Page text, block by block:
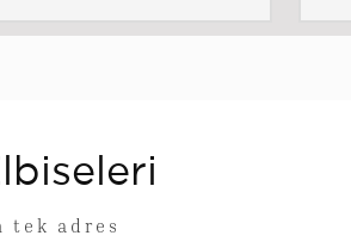
tek adres